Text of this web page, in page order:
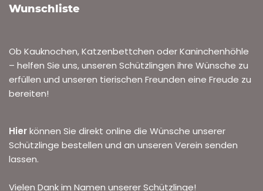
Wunschliste
Ob Kauknochen, Katzenbettchen oder Kaninchenhöhle
– helfen Sie uns, unseren Schützlingen ihre Wünsche zu
erfüllen und unseren tierischen Freunden eine Freude zu
bereiten!
Hierkönnen Sie direkt online die Wünsche unserer
Schützlinge bestellen und an unseren Verein senden
lassen.
Vielen Dank im Namen unserer Schützlinge!